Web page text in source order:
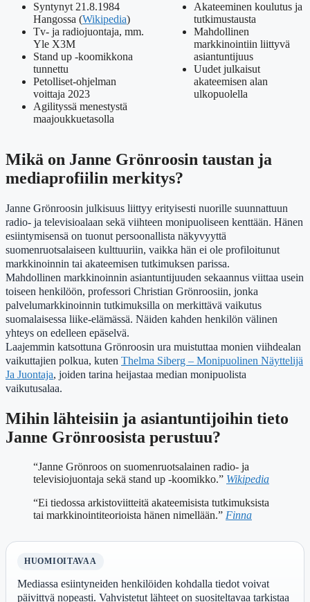
Syntynyt 21.8.1984
Hangossa (Wikipedia)
Tv- ja radiojuontaja, mm.
Yle X3M
Stand up -koomikkona
tunnettu
Petolliset-ohjelman
voittaja 2023
Agilityssä menestystä
maajoukkuetasolla
Akateeminen koulutus ja
tutkimustausta
Mahdollinen
markkinointiin liittyvä
asiantuntijuus
Uudet julkaisut
akateemisen alan
ulkopuolella
Mikä on Janne Grönroosin taustan ja
mediaprofiilin merkitys?
Janne Grönroosin julkisuus liittyy erityisesti nuorille suunnattuun
radio- ja televisioalaan sekä viihteen monipuoliseen kenttään. Hänen
esiintymisensä on tuonut persoonallista näkyvyyttä
suomenruotsalaiseen kulttuuriin, vaikka hän ei ole profiloitunut
markkinoinnin tai akateemisen tutkimuksen parissa.
Mahdollinen markkinoinnin asiantuntijuuden sekaannus viittaa usein
toiseen henkilöön, professori Christian Grönroosiin, jonka
palvelumarkkinoinnin tutkimuksilla on merkittävä vaikutus
suomalaisessa liike-elämässä. Näiden kahden henkilön välinen
yhteys on edelleen epäselvä.
Laajemmin katsottuna Grönroosin ura muistuttaa monien viihdealan
vaikuttajien polkua, kuten Thelma Siberg – Monipuolinen Näyttelijä
Ja Juontaja, joiden tarina heijastaa median monipuolista
vaikutusalaa.
Mihin lähteisiin ja asiantuntijoihin tieto
Janne Grönroosista perustuu?
“Janne Grönroos on suomenruotsalainen radio- ja
televisiojuontaja sekä stand up -koomikko.” Wikipedia
“Ei tiedossa arkistoviitteitä akateemisista tutkimuksista
tai markkinointiteorioista hänen nimellään.” Finna
HUOMIOITAVAA
Mediassa esiintyneiden henkilöiden kohdalla tiedot voivat
päivittyä nopeasti. Vahvistetut lähteet on suositeltavaa tarkistaa